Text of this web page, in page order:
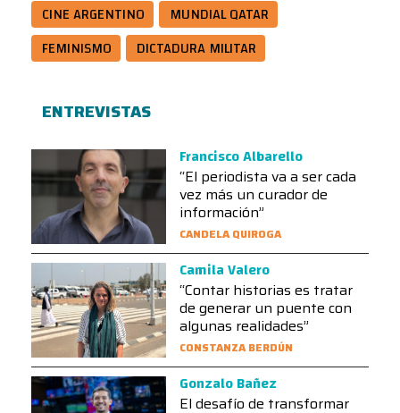
CINE ARGENTINO
MUNDIAL QATAR
FEMINISMO
DICTADURA MILITAR
ENTREVISTAS
Francisco Albarello
“El periodista va a ser cada
vez más un curador de
información”
CANDELA QUIROGA
Camila Valero
“Contar historias es tratar
de generar un puente con
algunas realidades”
CONSTANZA BERDÚN
Gonzalo Bañez
El desafío de transformar